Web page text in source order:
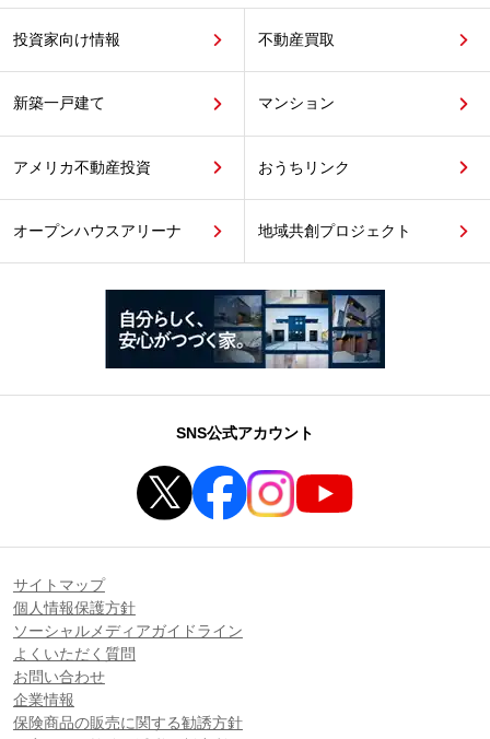
投資家向け情報 不動産買取
新築一戸建て マンション
アメリカ不動産投資 おうちリンク
オープンハウスアリーナ 地域共創プロジェクト
SNS公式アカウント
サイトマップ
個人情報保護方針
ソーシャルメディアガイドライン
よくいただく質問
お問い合わせ
企業情報
保険商品の販売に関する勧誘方針